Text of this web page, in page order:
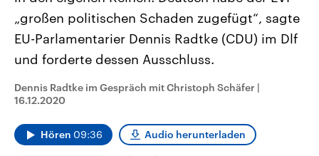
Sachsen-Anhalt wählt am 6.
September 2026 einen neuen
Landtag. Seit 2021 wird das
Bundesland von einer Koalition aus
Umfragen, Prognosen,
und Hintergründe zu den Parteien
und Kandidaten der anstehenden
Wahl.
Wirtschaftlich und
gehören die Vereinigten
den mächtigsten Ländern
mit großem Einfluss auf
aktuelle Weltgeschehen.
Sendungen Programm Podcasts
„großen politischen Schaden zugefügt“, sagte
EU-Parlamentarier Dennis Radtke (CDU) im Dlf
und forderte dessen Ausschluss.
Dennis Radtke im Gespräch mit Christoph Schäfer |
16.12.2020
Hören 09:36 Audio herunterladen